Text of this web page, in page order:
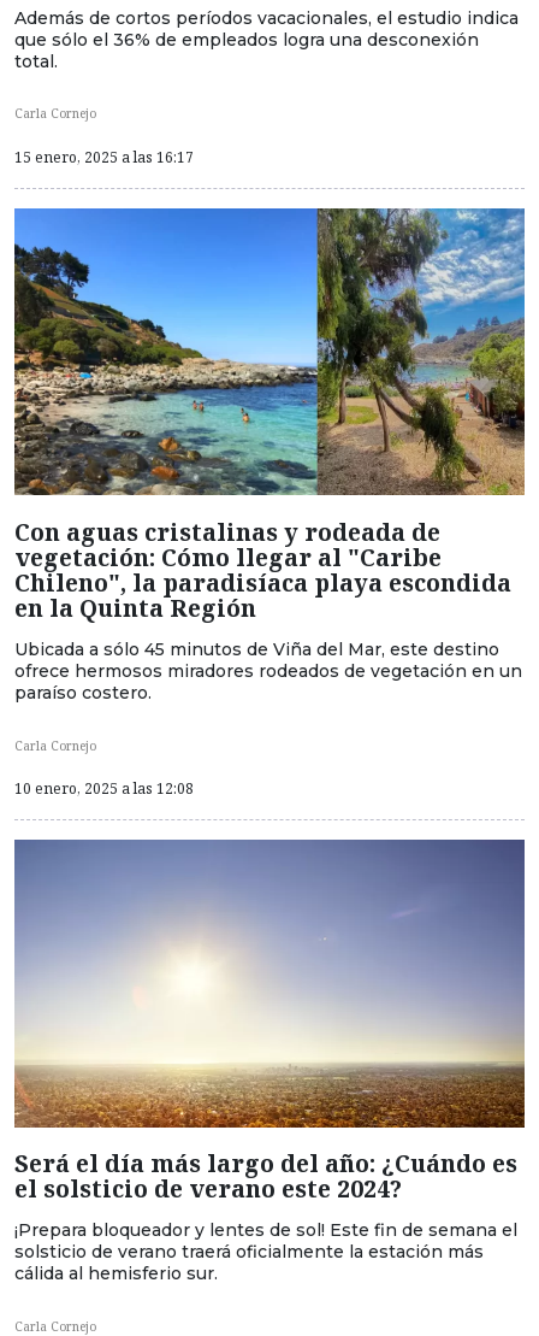
Además de cortos períodos vacacionales, el estudio indica
que sólo el 36% de empleados logra una desconexión
total.
Carla Cornejo
15 enero, 2025 a las 16:17
Con aguas cristalinas y rodeada de
vegetación: Cómo llegar al "Caribe
Chileno", la paradisíaca playa escondida
en la Quinta Región
Ubicada a sólo 45 minutos de Viña del Mar, este destino
ofrece hermosos miradores rodeados de vegetación en un
paraíso costero.
Carla Cornejo
10 enero, 2025 a las 12:08
Será el día más largo del año: ¿Cuándo es
el solsticio de verano este 2024?
¡Prepara bloqueador y lentes de sol! Este fin de semana el
solsticio de verano traerá oficialmente la estación más
cálida al hemisferio sur.
Carla Cornejo